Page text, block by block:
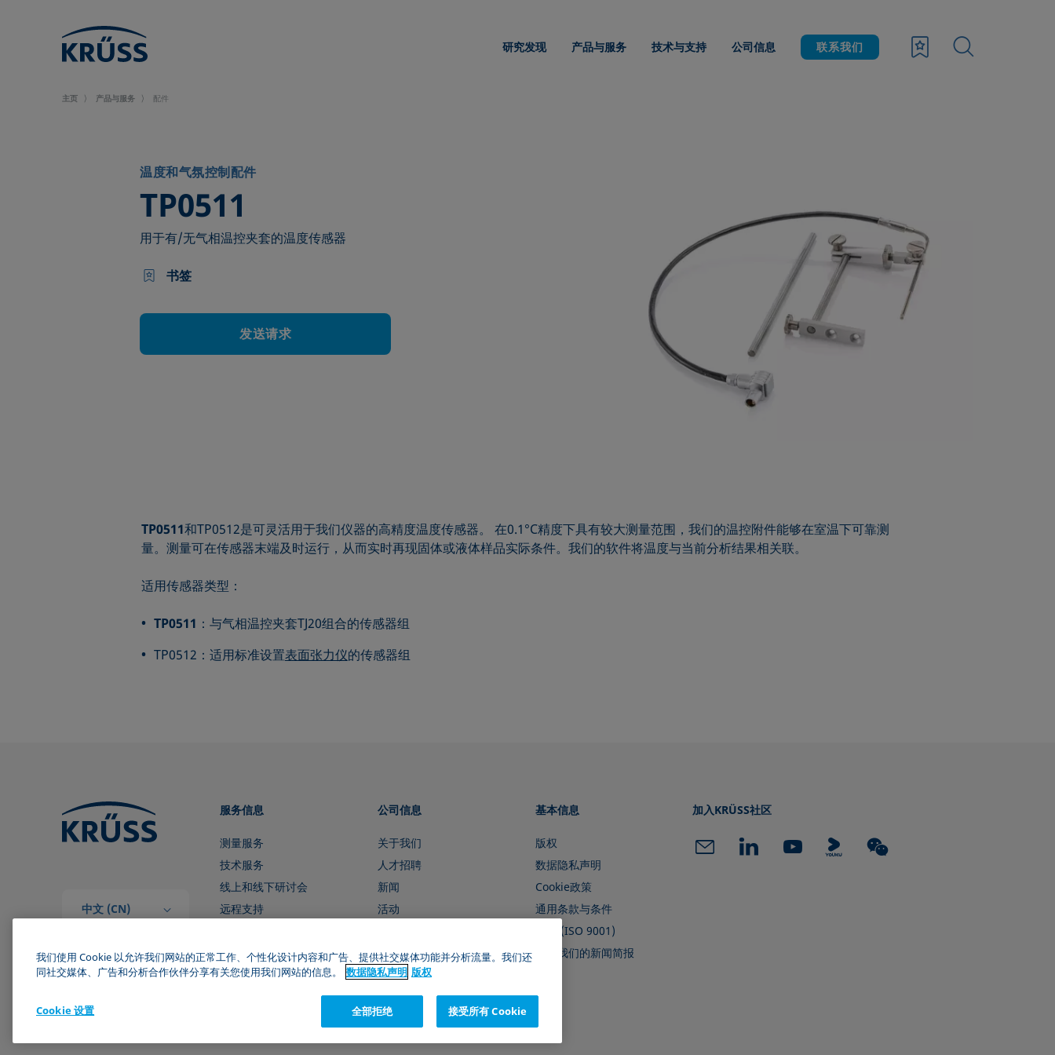
研究发现 产品与服务 技术与支持 公司信息 联系我们
主页 产品与服务 配件
温度和气氛控制配件
TP0511
–
用于有/无气相温控夹套的温度传感器
书签
发送请求
TP0511和TP0512是可灵活用于我们仪器的高精度温度传感器。 在0.1°C精度下具有较大测量范围，我们的温控附件能够在室温下可靠测
量。测量可在传感器末端及时运行，从而实时再现固体或液体样品实际条件。我们的软件将温度与当前分析结果相关联。
适用传感器类型：
TP0511 ：与气相温控夹套TJ20组合的传感器组
TP0512：适用标准设置表面张力仪的传感器组
中文 (CN)
服务信息
测量服务
技术服务
线上和线下研讨会
远程支持
公司信息
关于我们
人才招聘
新闻
活动
基本信息
版权
数据隐私声明
Cookie政策
通用条款与条件
证书 (ISO 9001)
订阅我们的新闻简报
加入KRÜSS社区
我们使用 Cookie 以允许我们网站的正常工作、个性化设计内容和广告、提供社交媒体功能并分析流量。我们还
同社交媒体、广告和分析合作伙伴分享有关您使用我们网站的信息。
数据隐私声明 版权
全部拒绝 接受所有 Cookie
Cookie 设置